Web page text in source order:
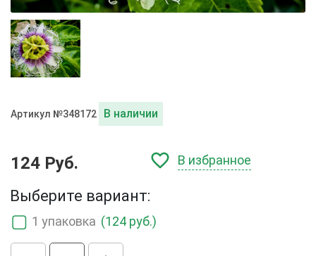
Артикул №348172 В наличии
124 Руб. В избранное
Выберите вариант:
1 упаковка (124 руб.)